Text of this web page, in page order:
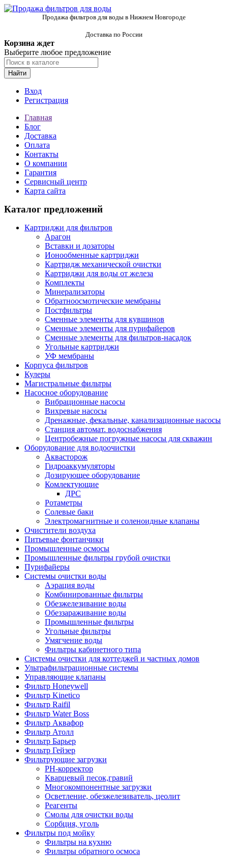
Продажа фильтров для воды в Нижнем Новгороде
Доставка по России
Корзина ждет
Выберите любое предложение
Найти
Вход
Регистрация
Главная
Блог
Доставка
Оплата
Контакты
О компании
Гарантия
Сервисный центр
Карта сайта
Каталог предложений
Картриджи для фильтров
Арагон
Вставки и дозаторы
Ионообменные картриджи
Картридж механической очистки
Картриджи для воды от железа
Комплекты
Минерализаторы
Обратноосмотические мембраны
Постфильтры
Сменные элементы для кувшинов
Сменные элементы для пурифайеров
Сменные элементы для фильтров-насадок
Угольные картриджи
УФ мембраны
Корпуса фильтров
Кулеры
Магистральные фильтры
Насосное оборудование
Вибрационные насосы
Вихревые насосы
Дренажные, фекальные, канализационные насосы
Станция автомат. водоснабжения
Центробежные погружные насосы для скважин
Оборудование для водоочистки
Аквасторож
Гидроаккумуляторы
Дозирующее оборудование
Комлектующие
ДРС
Ротаметры
Солевые баки
Электромагнитные и соленоидные клапаны
Очистители воздуха
Питьевые фонтанчики
Промышленные осмосы
Промышленные фильтры грубой очистки
Пурифайеры
Системы очистки воды
Аэрация воды
Комбинированные фильтры
Обезжелезивание воды
Обеззараживание воды
Промышленные фильтры
Угольные фильтры
Умягчение воды
Фильтры кабинетного типа
Системы очистки для коттеджей и частных домов
Ультрафильтрационные системы
Управляющие клапаны
Фильтр Honeywell
Фильтр Kinetico
Фильтр Raifil
Фильтр Water Boss
Фильтр Аквафор
Фильтр Атолл
Фильтр Барьер
Фильтр Гейзер
Фильтрующие загрузки
PH-корректор
Кварцевый песок,гравий
Многокомпонентные загрузки
Осветление, обезжелезиватель, цеолит
Реагенты
Смолы для очистки воды
Сорбция, уголь
Фильтры под мойку
Фильтры на кухню
Фильтры обратного осмоса